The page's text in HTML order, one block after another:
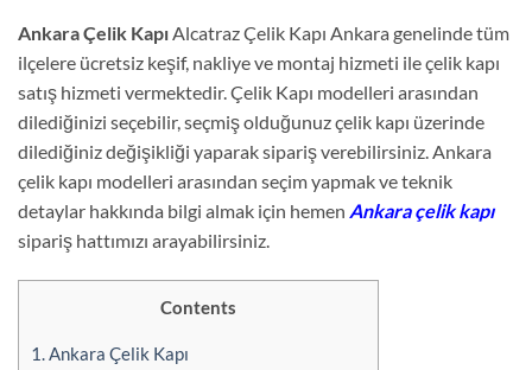
Ankara Çelik KapıAlcatraz Çelik Kapı Ankara genelinde tüm
ilçelere ücretsiz keşif, nakliye ve montaj hizmeti ile çelik kapı
satış hizmeti vermektedir. Çelik Kapı modelleri arasından
dilediğinizi seçebilir, seçmiş olduğunuz çelik kapı üzerinde
dilediğiniz değişikliği yaparak sipariş verebilirsiniz. Ankara
çelik kapı modelleri arasından seçim yapmak ve teknik
detaylar hakkında bilgi almak için hemen Ankara çelik kapı
sipariş hattımızı arayabilirsiniz.
Contents
1.Ankara Çelik Kapı